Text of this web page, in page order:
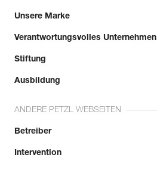
Unsere Marke
Verantwortungsvolles Unternehmen
Stiftung
Ausbildung
ANDERE PETZL WEBSEITEN
Betreiber
Intervention